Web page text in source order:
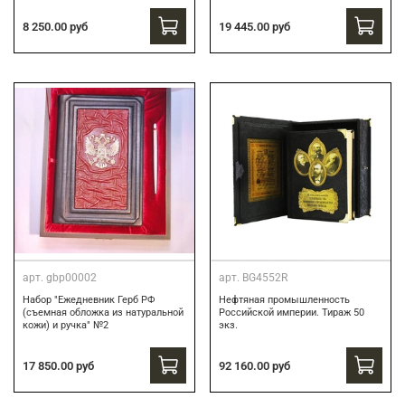
8 250.00 руб 19 445.00 руб
арт. gbp00002
Набор "Ежедневник Герб РФ
(съемная обложка из натуральной
кожи) и ручка" №2
17 850.00 руб
арт. BG4552R
Нефтяная промышленность
Российской империи. Тираж 50
экз.
92 160.00 руб